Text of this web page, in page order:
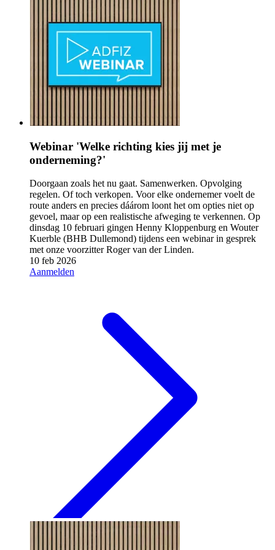
Webinar 'Welke richting kies jij met je
onderneming?'
Doorgaan zoals het nu gaat. Samenwerken. Opvolging
regelen. Of toch verkopen. Voor elke ondernemer voelt de
route anders en precies dáárom loont het om opties niet op
gevoel, maar op een realistische afweging te verkennen. Op
dinsdag 10 februari gingen Henny Kloppenburg en Wouter
Kuerble (BHB Dullemond) tijdens een webinar in gesprek
met onze voorzitter Roger van der Linden.
10 feb 2026
Aanmelden